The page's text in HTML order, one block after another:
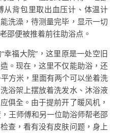
背包里取出血压计、体温计
洗澡，待测量完毕，显示一切
邵便被推着前往助浴点。
福大院”，这里原是一处空旧
。现在，这里不仅能助浴，还
方米，里面有两个可以坐着洗
浴架上摆放着洗发水、沐浴液
俱全。由于提前开了暖风机，
王师傅和另一位助浴师帮老邵
查，看有没有皮肤问题，身上